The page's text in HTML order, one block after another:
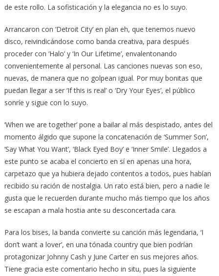
de este rollo. La sofisticación y la elegancia no es lo suyo.
Arrancaron con ‘Detroit City’ en plan eh, que tenemos nuevo
disco, reivindicándose como banda creativa, para después
proceder con ‘Halo’ y ‘In Our Lifetime’, envalentonando
convenientemente al personal. Las canciones nuevas son eso,
nuevas, de manera que no golpean igual. Por muy bonitas que
puedan llegar a ser ‘If this is real’ o ‘Dry Your Eyes’, el público
sonríe y sigue con lo suyo.
‘When we are together’ pone a bailar al más despistado, antes del
momento álgido que supone la concatenación de ‘Summer Son’,
‘Say What You Want’, ‘Black Eyed Boy’ e ‘Inner Smile’. Llegados a
este punto se acaba el concierto en sí en apenas una hora,
carpetazo que ya hubiera dejado contentos a todos, pues habían
recibido su ración de nostalgia. Un rato está bien, pero a nadie le
gusta que le recuerden durante mucho más tiempo que los años
se escapan a mala hostia ante su desconcertada cara.
Para los bises, la banda convierte su canción más legendaria, ‘I
don’t want a lover’, en una tónada country que bien podrían
protagonizar Johnny Cash y June Carter en sus mejores años.
Tiene gracia este comentario hecho in situ, pues la siguiente